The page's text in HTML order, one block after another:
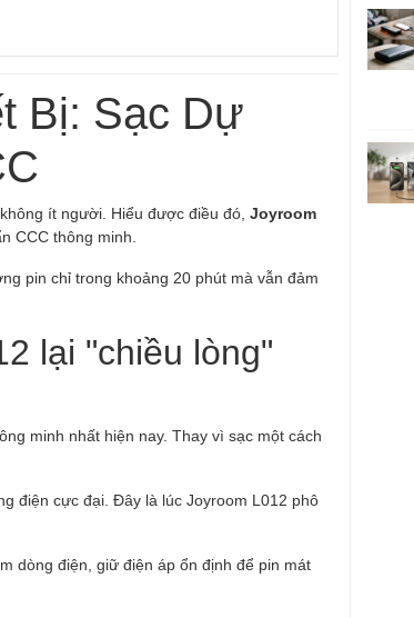
Bị: Sạc Dự
ít người. Hiểu được điều đó, Joyroom
CCC thông minh.
pin chỉ trong khoảng 20 phút mà vẫn đảm
lại "chiều lòng"
minh nhất hiện nay. Thay vì sạc một cách
điện cực đại. Đây là lúc Joyroom L012 phô
dòng điện, giữ điện áp ổn định để pin mát